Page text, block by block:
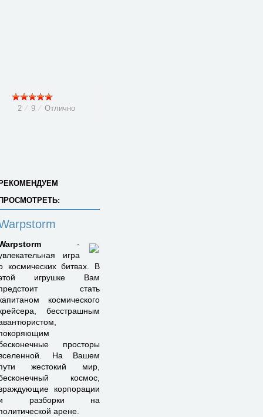
2 ⁄ 9 ⁄ Отлично
-
игра
космических битвах. В
игрушке Вам
стать
космического
бесстрашным
просторы
На Вашем
жестокий мир,
космос,
корпорации
разборки на
арене.